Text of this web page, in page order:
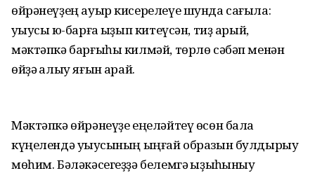
өйрәнеүҙең ауыр кисерелеүе шунда сағыла:
уҡыусы юҡ-барға ҡыҙып китеүсән, тиҙ арый,
мәктәпкә барғыһы килмәй, төрлө сәбәп менән
өйҙә ҡалыу яғын ҡарай.
Мәктәпкә өйрәнеүҙе еңеләйтеү өсөн бала
күңелендә уҡыусының ыңғай образын булдырыу
мөһим. Бәләкәсегеҙҙә белемгә ҡыҙыҡһыныу